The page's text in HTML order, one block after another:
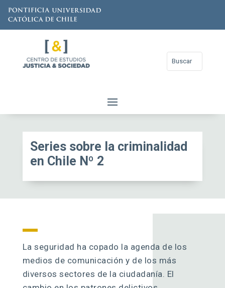
Series sobre la criminalidad
en Chile Nº 2
La seguridad ha copado la agenda de los
medios de comunicación y de los más
diversos sectores de la ciudadanía. El